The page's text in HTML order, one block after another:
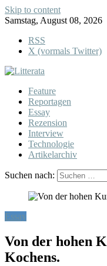
Skip to content
Samstag, August 08, 2026
RSS
X (vormals Twitter)
Feature
Reportagen
Essay
Rezension
Interview
Technologie
Artikelarchiv
Suchen nach:
Essay
Von der hohen
Kochens.